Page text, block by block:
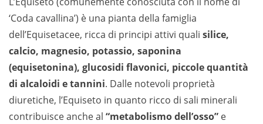
‘Coda cavallina’) è una pianta della famiglia
dell’Equisetacee, ricca di principi attivi quali silice,
calcio, magnesio, potassio, saponina
(equisetonina), glucosidi flavonici, piccole quantità
di alcaloidi e tannini. Dalle notevoli proprietà
diuretiche, l’Equiseto in quanto ricco di sali minerali
contribuisce anche al “metabolismo dell’osso” e